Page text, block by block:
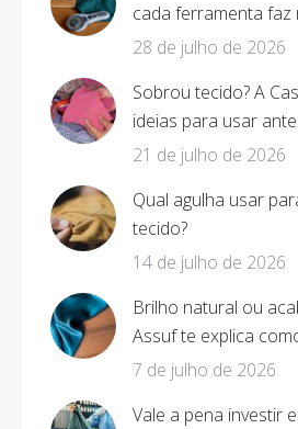
cada ferramenta faz
28 de julho de 2026
Sobrou tecido? A
ideias para usar
21 de julho de 2026
Qual agulha usar
tecido?
14 de julho de 2026
Brilho natural ou
Assuf te explica
7 de julho de 2026
Vale a pena investir